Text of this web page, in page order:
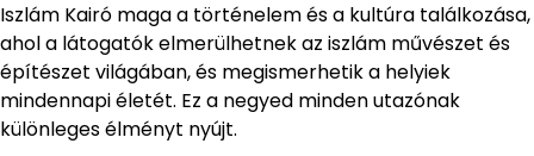
Iszlám Kairó maga a történelem és a kultúra találkozása,
ahol a látogatók elmerülhetnek az iszlám művészet és
építészet világában, és megismerhetik a helyiek
mindennapi életét. Ez a negyed minden utazónak
különleges élményt nyújt.